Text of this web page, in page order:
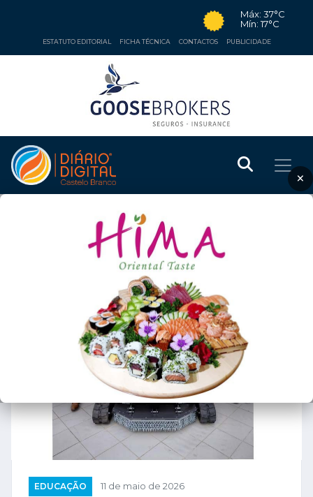
Máx: 37°C
Mín: 17°C
ESTATUTO EDITORIAL FICHA TÉCNICA CONTACTOS PUBLICIDADE
×
EDUCAÇÃO 11 de maio de 2026